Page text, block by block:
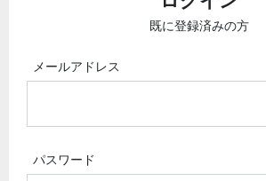
既に登録済みの方
メールアドレス
パスワード